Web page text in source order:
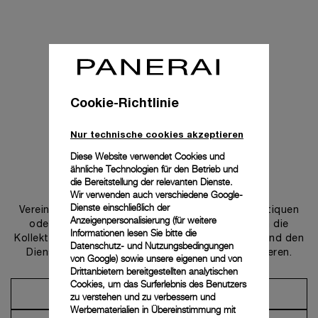
Uns kontaktieren
Vereinbaren Sie einen Termin in einer unserer Boutiquen
oder wenden Sie sich an unseren Concierge, um die
Kollektionen zu entdecken und von der Beratung und den
Dienstleistungen unserer Botschafter zu profitieren.
Einen Termin vereinbaren
Cookie-Richtlinie
Nur technische cookies akzeptieren
Diese Website verwendet Cookies und
ähnliche Technologien für den Betrieb und
die Bereitstellung der relevanten Dienste.
Wir verwenden auch verschiedene Google-
Dienste einschließlich der
Anzeigenpersonalisierung (für weitere
Informationen lesen Sie bitte die
Datenschutz- und Nutzungsbedingungen
von Google) sowie unsere eigenen und von
Drittanbietern bereitgestellten analytischen
Cookies, um das Surferlebnis des Benutzers
zu verstehen und zu verbessern und
Werbematerialien in Übereinstimmung mit